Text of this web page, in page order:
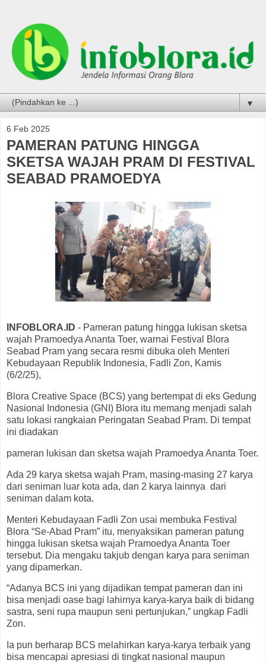
▼
6 Feb 2025
PAMERAN PATUNG HINGGA
SKETSA WAJAH PRAM DI FESTIVAL
SEABAD PRAMOEDYA
INFOBLORA.ID - Pameran patung hingga lukisan sketsa
wajah Pramoedya Ananta Toer, warnai Festival Blora
Seabad Pram yang secara resmi dibuka oleh Menteri
Kebudayaan Republik Indonesia, Fadli Zon, Kamis
(6/2/25),
Blora Creative Space (BCS) yang bertempat di eks Gedung
Nasional Indonesia (GNI) Blora itu memang menjadi salah
satu lokasi rangkaian Peringatan Seabad Pram. Di tempat
ini diadakan
pameran lukisan dan sketsa wajah Pramoedya Ananta Toer.
Ada 29 karya sketsa wajah Pram, masing-masing 27 karya
dari seniman luar kota ada, dan 2 karya lainnya dari
seniman dalam kota.
Menteri Kebudayaan Fadli Zon usai membuka Festival
Blora “Se-Abad Pram” itu, menyaksikan pameran patung
hingga lukisan sketsa wajah Pramoedya Ananta Toer
tersebut. Dia mengaku takjub dengan karya para seniman
yang dipamerkan.
“Adanya BCS ini yang dijadikan tempat pameran dan ini
bisa menjadi oase bagi lahirnya karya-karya baik di bidang
sastra, seni rupa maupun seni pertunjukan,” ungkap Fadli
Zon.
Ia pun berharap BCS melahirkan karya-karya terbaik yang
bisa mencapai apresiasi di tingkat nasional maupun